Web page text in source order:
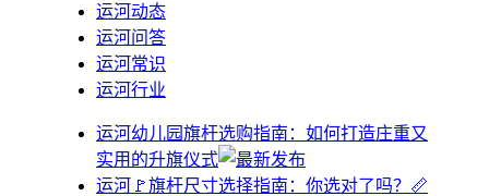
运河动态
运河问答
运河常识
运河行业
运河幼儿园旗杆选购指南：如何打造庄重又
实用的升旗仪式
运河🚩旗杆尺寸选择指南：你选对了吗？📏